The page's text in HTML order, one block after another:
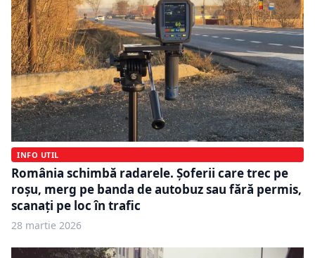
INFO UTIL
România schimbă radarele. Șoferii care trec pe
roșu, merg pe banda de autobuz sau fără permis,
scanați pe loc în trafic
28 martie 2026